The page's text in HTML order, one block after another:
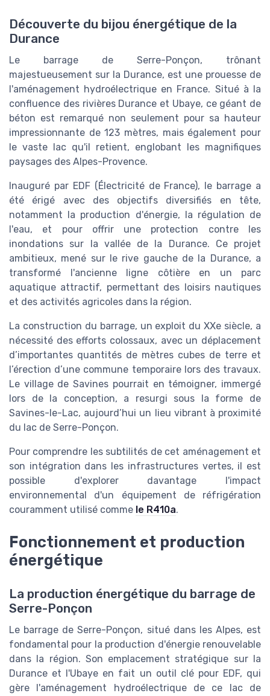
Découverte du bijou énergétique de la
Durance
Le barrage de Serre-Ponçon, trônant
majestueusement sur la Durance, est une prouesse de
l'aménagement hydroélectrique en France. Situé à la
confluence des rivières Durance et Ubaye, ce géant de
béton est remarqué non seulement pour sa hauteur
impressionnante de 123 mètres, mais également pour
le vaste lac qu'il retient, englobant les magnifiques
paysages des Alpes-Provence.
Inauguré par EDF (Électricité de France), le barrage a
été érigé avec des objectifs diversifiés en tête,
notamment la production d'énergie, la régulation de
l'eau, et pour offrir une protection contre les
inondations sur la vallée de la Durance. Ce projet
ambitieux, mené sur le rive gauche de la Durance, a
transformé l'ancienne ligne côtière en un parc
aquatique attractif, permettant des loisirs nautiques
et des activités agricoles dans la région.
La construction du barrage, un exploit du XXe siècle, a
nécessité des efforts colossaux, avec un déplacement
d’importantes quantités de mètres cubes de terre et
l’érection d’une commune temporaire lors des travaux.
Le village de Savines pourrait en témoigner, immergé
lors de la conception, a resurgi sous la forme de
Savines-le-Lac, aujourd’hui un lieu vibrant à proximité
du lac de Serre-Ponçon.
Pour comprendre les subtilités de cet aménagement et
son intégration dans les infrastructures vertes, il est
possible d'explorer davantage l'impact
environnemental d'un équipement de réfrigération
couramment utilisé comme le R410a.
Fonctionnement et production
énergétique
La production énergétique du barrage de
Serre-Ponçon
Le barrage de Serre-Ponçon, situé dans les Alpes, est
fondamental pour la production d'énergie renouvelable
dans la région. Son emplacement stratégique sur la
Durance et l'Ubaye en fait un outil clé pour EDF, qui
gère l'aménagement hydroélectrique de ce lac de